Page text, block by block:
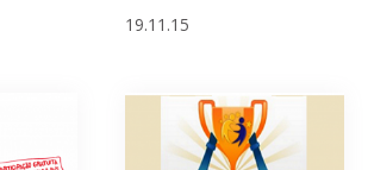
19.11.15